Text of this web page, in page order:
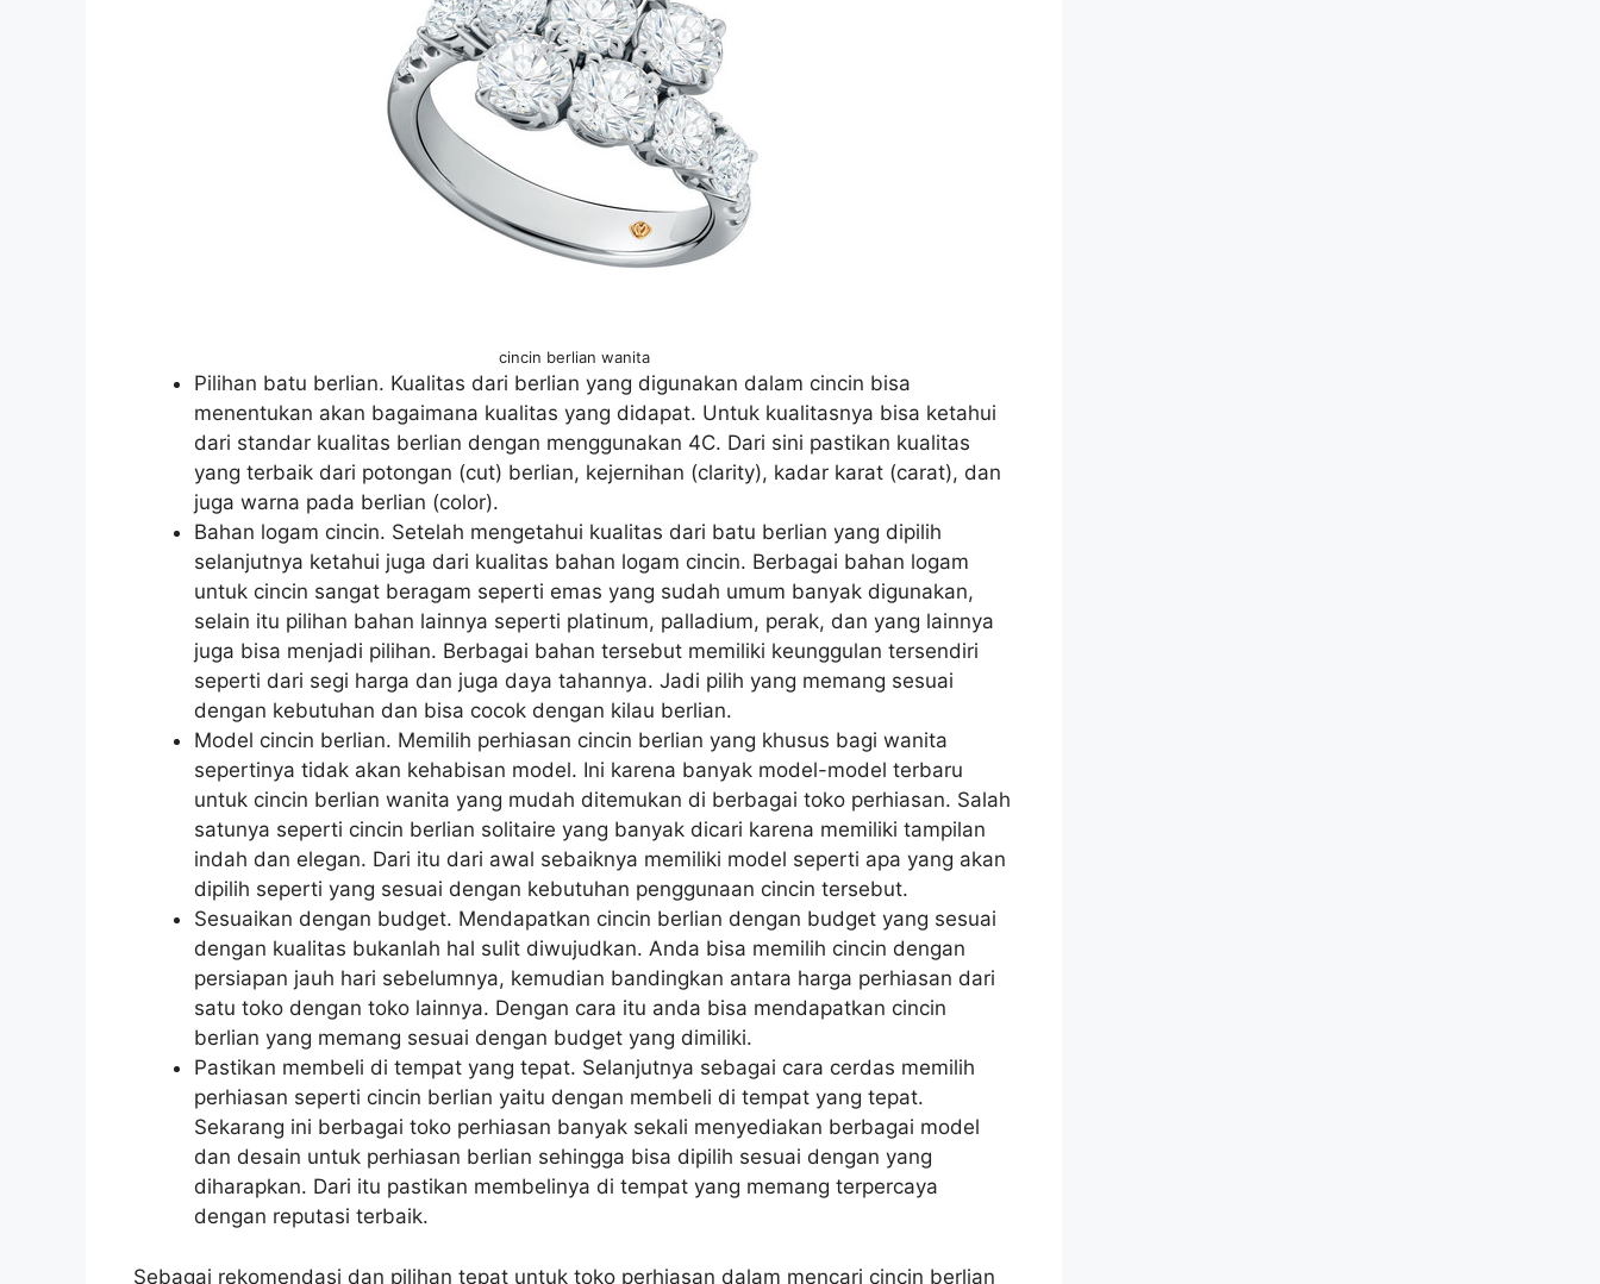
cincin berlian wanita
Pilihan batu berlian. Kualitas dari berlian yang digunakan dalam cincin bisa
menentukan akan bagaimana kualitas yang didapat. Untuk kualitasnya bisa ketahui
dari standar kualitas berlian dengan menggunakan 4C. Dari sini pastikan kualitas
yang terbaik dari potongan (cut) berlian, kejernihan (clarity), kadar karat (carat), dan
juga warna pada berlian (color).
Bahan logam cincin. Setelah mengetahui kualitas dari batu berlian yang dipilih
selanjutnya ketahui juga dari kualitas bahan logam cincin. Berbagai bahan logam
untuk cincin sangat beragam seperti emas yang sudah umum banyak digunakan,
selain itu pilihan bahan lainnya seperti platinum, palladium, perak, dan yang lainnya
juga bisa menjadi pilihan. Berbagai bahan tersebut memiliki keunggulan tersendiri
seperti dari segi harga dan juga daya tahannya. Jadi pilih yang memang sesuai
dengan kebutuhan dan bisa cocok dengan kilau berlian.
Model cincin berlian. Memilih perhiasan cincin berlian yang khusus bagi wanita
sepertinya tidak akan kehabisan model. Ini karena banyak model-model terbaru
untuk cincin berlian wanita yang mudah ditemukan di berbagai toko perhiasan. Salah
satunya seperti cincin berlian solitaire yang banyak dicari karena memiliki tampilan
indah dan elegan. Dari itu dari awal sebaiknya memiliki model seperti apa yang akan
dipilih seperti yang sesuai dengan kebutuhan penggunaan cincin tersebut.
Sesuaikan dengan budget. Mendapatkan cincin berlian dengan budget yang sesuai
dengan kualitas bukanlah hal sulit diwujudkan. Anda bisa memilih cincin dengan
persiapan jauh hari sebelumnya, kemudian bandingkan antara harga perhiasan dari
satu toko dengan toko lainnya. Dengan cara itu anda bisa mendapatkan cincin
berlian yang memang sesuai dengan budget yang dimiliki.
Pastikan membeli di tempat yang tepat. Selanjutnya sebagai cara cerdas memilih
perhiasan seperti cincin berlian yaitu dengan membeli di tempat yang tepat.
Sekarang ini berbagai toko perhiasan banyak sekali menyediakan berbagai model
dan desain untuk perhiasan berlian sehingga bisa dipilih sesuai dengan yang
diharapkan. Dari itu pastikan membelinya di tempat yang memang terpercaya
dengan reputasi terbaik.
Sebagai rekomendasi dan pilihan tepat untuk toko perhiasan dalam mencari cincin berlian